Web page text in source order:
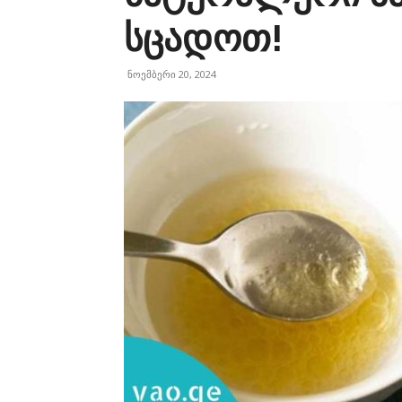
სცადოთ!
ნოემბერი 20, 2024